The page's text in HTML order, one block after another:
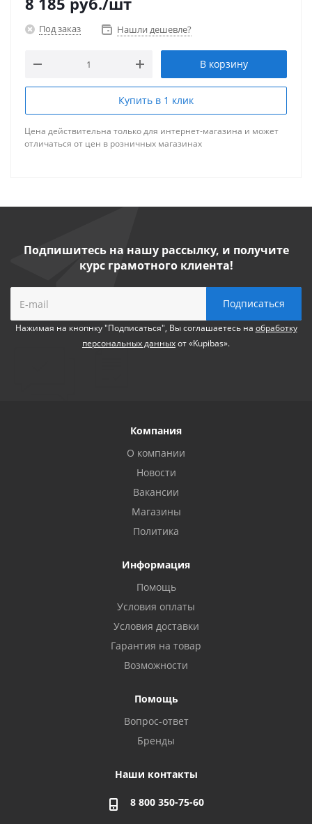
Под заказ Нашли дешевле?
В корзину
Купить в 1 клик
Цена действительна только для интернет-магазина и может
отличаться от цен в розничных магазинах
Подпишитесь на нашу рассылку, и получите
курс грамотного клиента!
Нажимая на кнопнку "Подписаться", Вы соглашаетесь на обработку
персональных данныхот «Kupibas».
Компания
О компании
Новости
Вакансии
Магазины
Политика
Информация
Помощь
Условия оплаты
Условия доставки
Гарантия на товар
Возможности
Помощь
Вопрос-ответ
Бренды
Наши контакты
8 800 350-75-60